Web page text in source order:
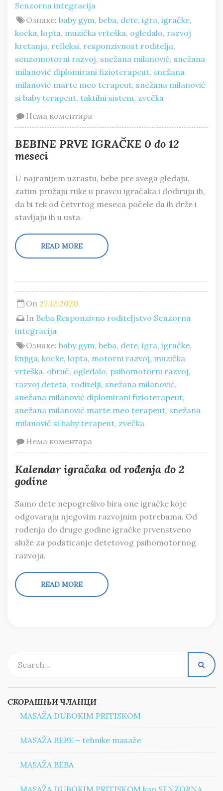
Senzorna integracija
Ознаке:baby gym,beba, dete,igra,igračke,
kocka, lopta, muzička vrteška, ogledalo, razvoj
kretanja, refleksi, responzivnost roditelja,
senzomotorni razvoj, snežana milanović, snežana
milanović diplomirani fizioterapeut, snežana
milanović marte meo terapeut, snežana milanović
si baby terapeut, taktilni sistem, zvečka
Нема коментара
BEBINE PRVE IGRAČKE 0 do 12
meseci
U najranijem uzrastu, bebe pre svega gledaju,
zatim pružaju ruke u pravcu igračaka i dodiruju ih,
da bi tek od četvrtog meseca počele da ih drže i
stavljaju ih u usta.
READ MORE
On 27.12.2020.
In Beba Responzivno roditeljstvo Senzorna
integracija
Ознаке:baby gym,beba, dete,igra,igračke,
knjiga, kocke, lopta, motorni razvoj, muzička
vrteška, obruč, ogledalo, psihomotorni razvoj,
razvoj deteta, roditelji, snežana milanović,
snežana milanović diplomirani fizioterapeut,
snežana milanović marte meo terapeut, snežana
milanović si baby terapeut, zvečka
Нема коментара
Kalendar igračaka od rođenja do 2
godine
Samo dete nepogrešivo bira one igračke koje
odgovaraju njegovim razvojnim potrebama. Od
rođenja do druge godine igračke prvenstveno
služe za podsticanje detetovog psihomotornog
razvoja.
READ MORE
СКОРАШЊИ ЧЛАНЦИ
MASAŽA DUBOKIM PRITISKOM
MASAŽA BEBE – tehnike masaže
MASAŽA BEBA
MASAŽA DUBOKIM PRITISKOM kao SENZORNA